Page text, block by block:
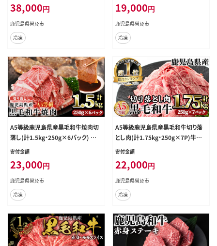
38,000円
鹿児島県曽於市
冷凍
19,000円
鹿児島県曽於市
冷凍
A5等級鹿児島県産黒毛和牛焼肉切
落し(計1.5kg・250g×6パック) 切り
落とし 焼肉 黒毛和牛【LRプラスK】A
寄付金額
23,000円
鹿児島県曽於市
冷凍
A5等級鹿児島県産黒毛和牛切り落
とし肉(計1.75kg・250g×7P)牛肉
赤身切り落とし【LRプラスK】A230-v
寄付金額
22,000円
鹿児島県曽於市
冷凍